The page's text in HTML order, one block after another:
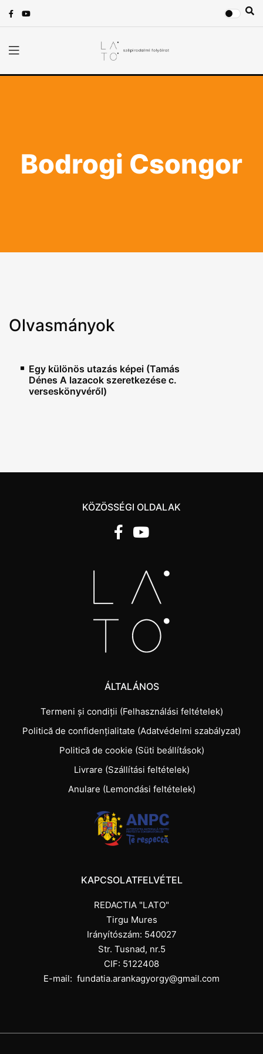
Bodrogi Csongor
Olvasmányok
Egy különös utazás képei (Tamás
Dénes A lazacok szeretkezése c.
verseskönyvéről)
KÖZÖSSÉGI OLDALAK
ÁLTALÁNOS
Termeni și condiții (Felhasználási feltételek)
Politică de confidențialitate (Adatvédelmi szabályzat)
Politică de cookie (Süti beállítások)
Livrare (Szállítási feltételek)
Anulare (Lemondási feltételek)
KAPCSOLATFELVÉTEL
REDACTIA "LATO"
Tirgu Mures
Irányítószám: 540027
Str. Tusnad, nr.5
CIF: 5122408
E-mail: fundatia.arankagyorgy@gmail.com